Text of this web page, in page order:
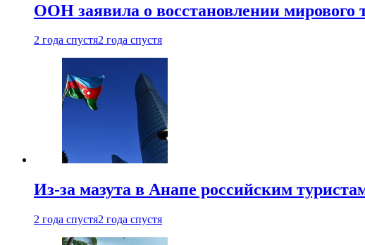
ООН заявила о восстановлении мирового
2 года спустя2 года спустя
Из-за мазута в Анапе российским
2 года спустя2 года спустя